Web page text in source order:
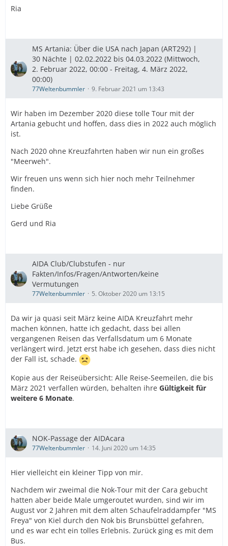
Ria
MS Artania: Über die USA nach Japan (ART292) |
30 Nächte | 02.02.2022 bis 04.03.2022 (Mittwoch,
2. Februar 2022, 00:00 - Freitag, 4. März 2022,
00:00)
77Weltenbummler 9. Februar 2021 um 13:43
Wir haben im Dezember 2020 diese tolle Tour mit der
Artania gebucht und hoffen, dass dies in 2022 auch möglich
ist.
Nach 2020 ohne Kreuzfahrten haben wir nun ein großes
"Meerweh".
Wir freuen uns wenn sich hier noch mehr Teilnehmer
finden.
Liebe Grüße
Gerd und Ria
AIDA Club/Clubstufen - nur
Fakten/Infos/Fragen/Antworten/keine
Vermutungen
77Weltenbummler 5. Oktober 2020 um 13:15
Da wir ja quasi seit März keine AIDA Kreuzfahrt mehr
machen können, hatte ich gedacht, dass bei allen
vergangenen Reisen das Verfallsdatum um 6 Monate
verlängert wird. Jetzt erst habe ich gesehen, dass dies nicht
der Fall ist, schade.
Kopie aus der Reiseübersicht: Alle Reise-Seemeilen, die bis
März 2021 verfallen würden, behalten ihre Gültigkeit für
weitere 6 Monate.
NOK-Passage der AIDAcara
77Weltenbummler 14. Juni 2020 um 14:35
Hier vielleicht ein kleiner Tipp von mir.
Nachdem wir zweimal die Nok-Tour mit der Cara gebucht
hatten aber beide Male umgeroutet wurden, sind wir im
August vor 2 Jahren mit dem alten Schaufelraddampfer "MS
Freya" von Kiel durch den Nok bis Brunsbüttel gefahren,
und es war echt ein tolles Erlebnis. Zurück ging es mit dem
Bus.